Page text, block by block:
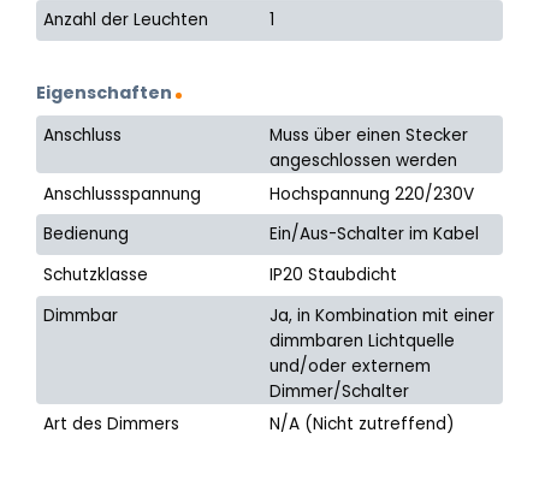
Anzahl der Leuchten
1
Eigenschaften
Anschluss
Muss über einen Stecker
angeschlossen werden
Anschlussspannung
Hochspannung 220/230V
Bedienung
Ein/Aus-Schalter im Kabel
Schutzklasse
IP20 Staubdicht
Dimmbar
Ja, in Kombination mit einer
dimmbaren Lichtquelle
und/oder externem
Dimmer/Schalter
Art des Dimmers
N/A (Nicht zutreffend)